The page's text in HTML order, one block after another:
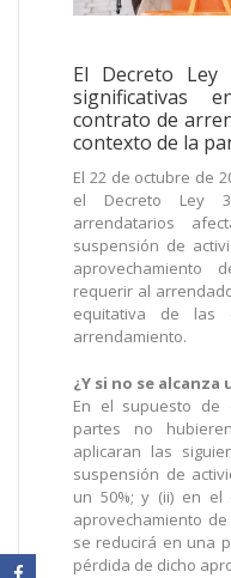
El Decreto Ley
significativas
contrato de
contexto de la
El 22 de octubre de
el Decreto Ley
arrendatarios
suspensión de
requerir al
equitativa de las
arrendamiento.
¿Y si no se alcanza
En el supuesto de
partes no
aplicaran las
suspensión de
un 50%; y (ii) en el
aprovechamiento
se reducirá en una
pérdida de dicho